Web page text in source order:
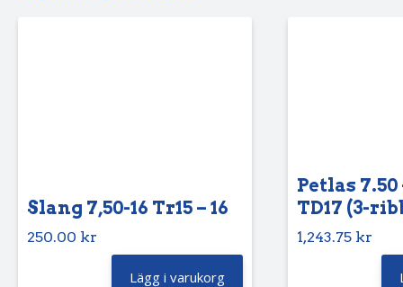
Slang 7,50-16 Tr15 – 16
250.00 kr
Lägg i varukorg
Petlas 7.50
TD17 (3-
1,243.75 kr